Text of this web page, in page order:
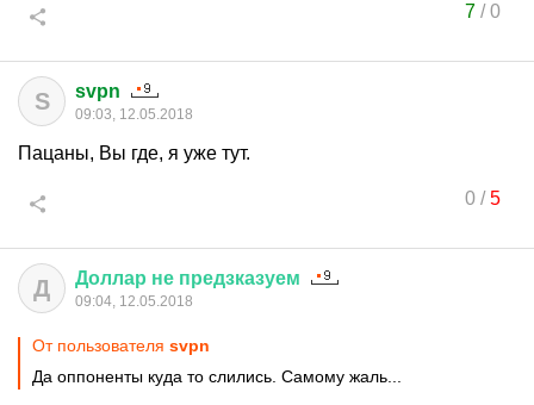
7/0
S svpn
09:03, 12.05.2018
Пацаны, Вы где, я уже тут.
0/5
Д Доллар не предзказуем
09:04, 12.05.2018
От пользователя svpn
Да оппоненты куда то слились. Самому жаль...